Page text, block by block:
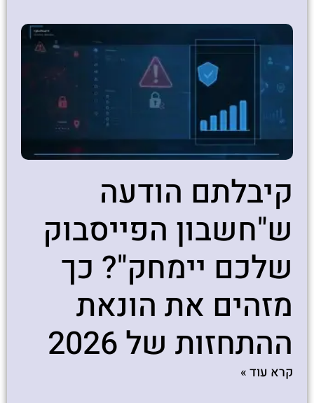
קיבלתם הודעה
ש"חשבון הפייסבוק
שלכם יימחק"? כך
מזהים את הונאת
ההתחזות של 2026
קרא עוד »